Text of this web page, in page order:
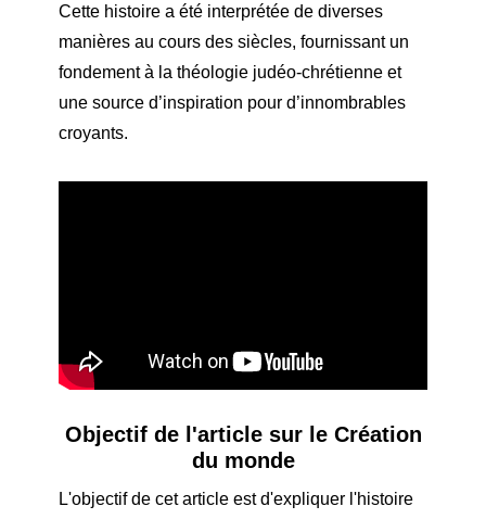
Cette histoire a été interprétée de diverses
manières au cours des siècles, fournissant un
fondement à la théologie judéo-chrétienne et
une source d’inspiration pour d’innombrables
croyants.
Objectif de l'article sur le Création
du monde
L'objectif de cet article est d'expliquer l'histoire